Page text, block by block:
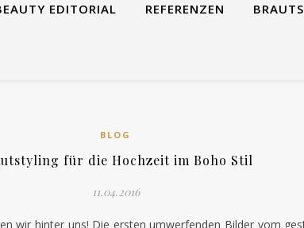
EDITORIAL REFERENZEN
BLOG
für die Hochzeit im Boho Stil
11.04.2016
wir hinter uns! Die ersten umwerfenden Bilder vom